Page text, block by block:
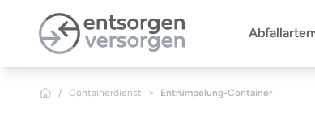
Abfallarten
/ Containerdienst > Entrümpelung-Container